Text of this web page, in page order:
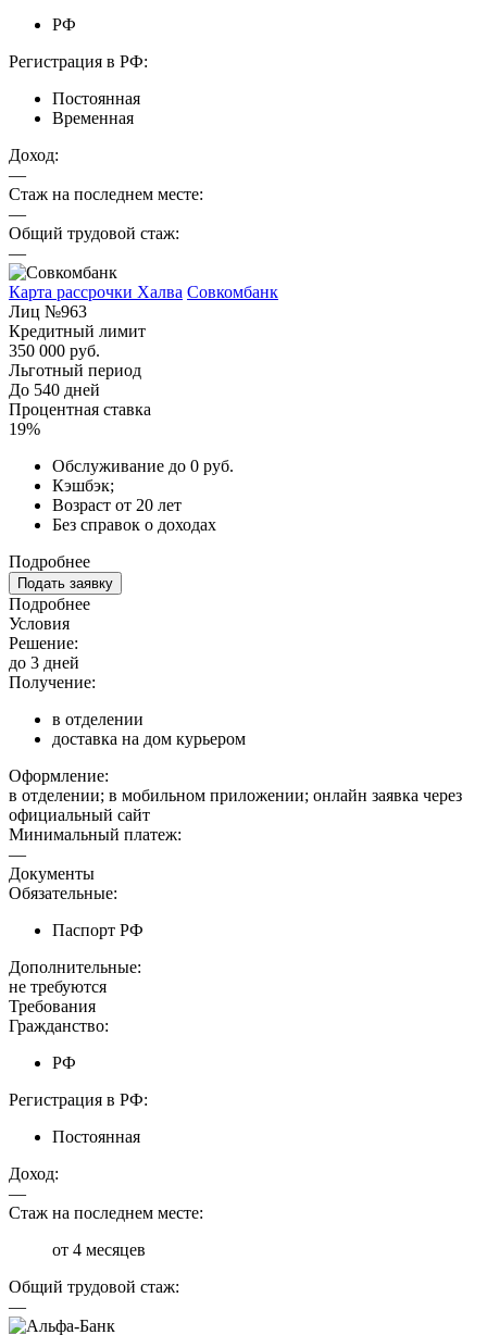
РФ
Регистрация в РФ:
Постоянная
Временная
Доход:
—
Стаж на последнем месте:
—
Общий трудовой стаж:
—
Карта рассрочки Халва Совкомбанк
Лиц №963
Кредитный лимит
350 000 руб.
Льготный период
До 540 дней
Процентная ставка
19%
Обслуживание до 0 руб.
Кэшбэк;
Возраст от 20 лет
Без справок о доходах
Подробнее
Подать заявку
Подробнее
Условия
Решение:
до 3 дней
Получение:
в отделении
доставка на дом курьером
Оформление:
в отделении; в мобильном приложении; онлайн заявка через
официальный сайт
Минимальный платеж:
—
Документы
Обязательные:
Паспорт РФ
Дополнительные:
не требуются
Требования
Гражданство:
РФ
Регистрация в РФ:
Постоянная
Доход:
—
Стаж на последнем месте:
от 4 месяцев
Общий трудовой стаж:
—